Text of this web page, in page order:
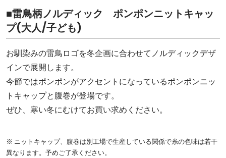
■雷鳥柄ノルディック ポンポンニットキャッ
プ(大人/子ども)
お馴染みの雷鳥ロゴを冬企画に合わせてノルディックデザ
インで展開します。
今節ではポンポンがアクセントになっているポンポンニッ
トキャップと腹巻が登場です。
ぜひ、寒い冬にむけてお買い求めください。
※ ニットキャップ、腹巻は別工場で生産している関係で糸の色味は若干
異なります。予めご了承ください。